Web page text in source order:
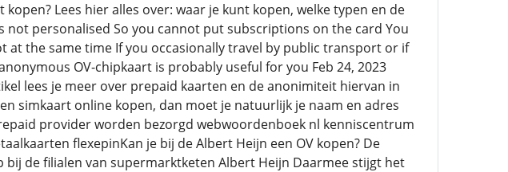
Lees hier alles over: waar je kunt kopen, welke typen en de
not personalised So you cannot put subscriptions on the card You
the same time If you occasionally travel by public transport or if
OV-chipkaart is probably useful for you Feb 24, 2023
lees je meer over prepaid kaarten en de anonimiteit hiervan in
simkaart online kopen, dan moet je natuurlijk je naam en adres
provider worden bezorgd webwoordenboek nl kenniscentrum
flexepinKan je bij de Albert Heijn een OV kopen? De
bij de filialen van supermarktketen Albert Heijn Daarmee stijgt het